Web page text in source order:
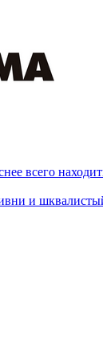
всего
и